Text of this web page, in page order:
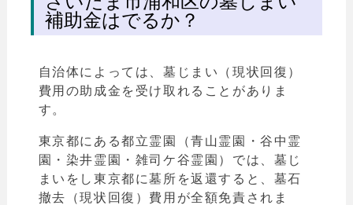
補助金はでるか？
自治体によっては、墓じまい（現状回復）
費用の助成金を受け取れることがありま
す。
東京都にある都立霊園（青山霊園・谷中霊
園・染井霊園・雑司ケ谷霊園）では、墓じ
まいをし東京都に墓所を返還すると、墓石
撤去（現状回復）費用が全額免責されま